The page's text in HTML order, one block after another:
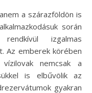
a szárazföldön is
során
izgalmas
Az emberek körében
nemcsak a
is elbűvölik az
gyakran